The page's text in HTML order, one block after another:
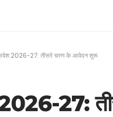
2026-27: तीसरे चरण के आवेदन शुरू
2026-27: